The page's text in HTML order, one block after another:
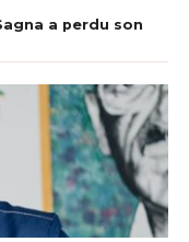
a perdu son